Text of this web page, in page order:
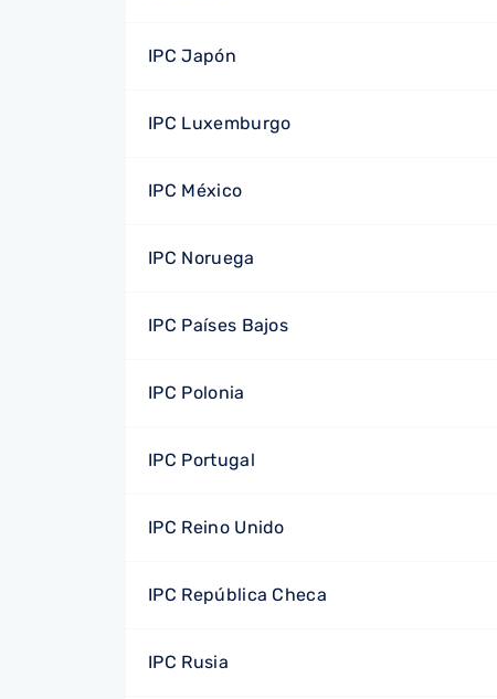
IPC Japón
IPC Luxemburgo
IPC México
IPC Noruega
IPC Países Bajos
IPC Polonia
IPC Portugal
IPC Reino Unido
IPC República Checa
IPC Rusia